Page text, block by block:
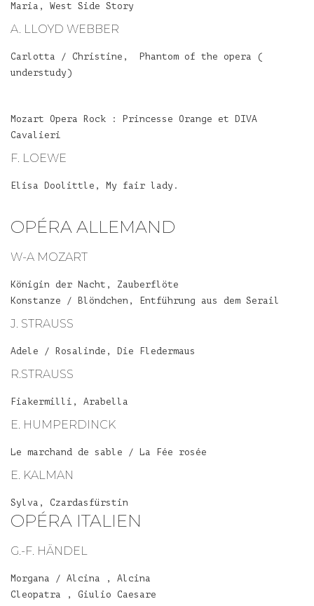
Maria, West Side Story
A. LLOYD WEBBER
Carlotta / Christine, Phantom of the opera (
understudy)
Mozart Opera Rock : Princesse Orange et DIVA
Cavalieri
F. LOEWE
Elisa Doolittle, My fair lady.
OPÉRA ALLEMAND
W-A MOZART
Königin der Nacht, Zauberflöte
Konstanze / Blöndchen, Entführung aus dem Serail
J. STRAUSS
Adele / Rosalinde, Die Fledermaus
R.STRAUSS
Fiakermilli, Arabella
E. HUMPERDINCK
Le marchand de sable / La Fée rosée
E. KALMAN
Sylva, Czardasfürstin
OPÉRA ITALIEN
G.-F. HÄNDEL
Morgana / Alcina , Alcina
Cleopatra , Giulio Caesare